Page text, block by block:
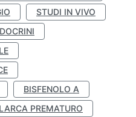
STUDI IN VIVO
BISFENOLO A
PREMATURO